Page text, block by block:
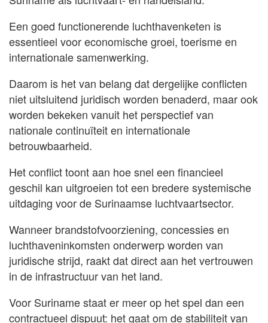
Een goed functionerende luchthavenketen is
essentieel voor economische groei, toerisme en
internationale samenwerking.
Daarom is het van belang dat dergelijke conflicten
niet uitsluitend juridisch worden benaderd, maar ook
worden bekeken vanuit het perspectief van
nationale continuïteit en internationale
betrouwbaarheid.
Het conflict toont aan hoe snel een financieel
geschil kan uitgroeien tot een bredere systemische
uitdaging voor de Surinaamse luchtvaartsector.
Wanneer brandstofvoorziening, concessies en
luchthaveninkomsten onderwerp worden van
juridische strijd, raakt dat direct aan het vertrouwen
in de infrastructuur van het land.
Voor Suriname staat er meer op het spel dan een
contractueel dispuut: het gaat om de stabiliteit van